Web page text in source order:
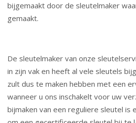
bijgemaakt door de sleutelmaker
gemaakt.
De sleutelmaker van onze
in zijn vak en heeft al vele sleutels
zult dus te maken hebben met een
wanneer u ons inschakelt voor uw
bijmaken van een reguliere sleutel is